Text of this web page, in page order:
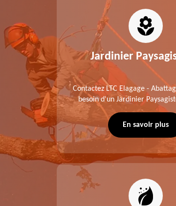
fait
jardinier
.
des
Jardinier
Contactez LTC Elagage - Abattage si vous
besoin d'un Jardinier
Somme. Chaque intervention
selon les normes en vigueur.
extérieur exceptionnel grâce à
En savoir plus